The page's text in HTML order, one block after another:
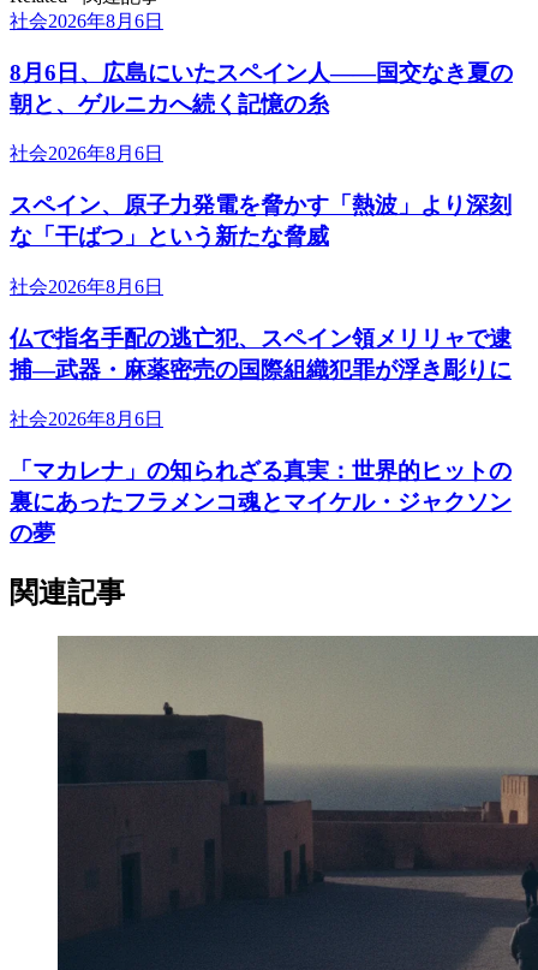
社会2026年8月6日
8月6日、広島にいたスペイン人――国交なき夏の
朝と、ゲルニカへ続く記憶の糸
社会2026年8月6日
スペイン、原子力発電を脅かす「熱波」より深刻
な「干ばつ」という新たな脅威
社会2026年8月6日
仏で指名手配の逃亡犯、スペイン領メリリャで逮
捕―武器・麻薬密売の国際組織犯罪が浮き彫りに
社会2026年8月6日
「マカレナ」の知られざる真実：世界的ヒットの
裏にあったフラメンコ魂とマイケル・ジャクソン
の夢
関連記事